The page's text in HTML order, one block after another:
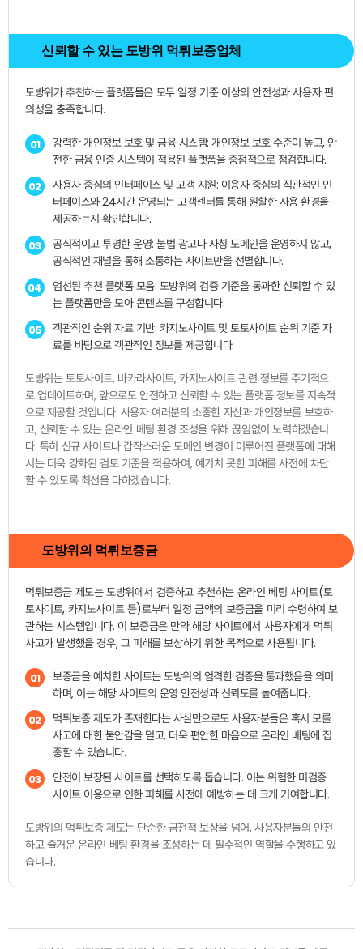
신뢰할 수 있는 도방위 먹튀보증업체
도방위가 추천하는 플랫폼들은 모두 일정 기준 이상의 안전성과 사용자 편
의성을 충족합니다.
01
강력한 개인정보 보호 및 금융 시스템: 개인정보 보호 수준이 높고, 안
전한 금융 인증 시스템이 적용된 플랫폼을 중점적으로 점검합니다.
02
사용자 중심의 인터페이스 및 고객 지원: 이용자 중심의 직관적인 인
터페이스와 24시간 운영되는 고객센터를 통해 원활한 사용 환경을
제공하는지 확인합니다.
03
공식적이고 투명한 운영: 불법 광고나 사칭 도메인을 운영하지 않고,
공식적인 채널을 통해 소통하는 사이트만을 선별합니다.
04
엄선된 추천 플랫폼 모음: 도방위의 검증 기준을 통과한 신뢰할 수 있
는 플랫폼만을 모아 콘텐츠를 구성합니다.
05
객관적인 순위 자료 기반: 카지노사이트 및 토토사이트 순위 기준 자
료를 바탕으로 객관적인 정보를 제공합니다.
도방위는 토토사이트, 바카라사이트, 카지노사이트 관련 정보를 주기적으
로 업데이트하며, 앞으로도 안전하고 신뢰할 수 있는 플랫폼 정보를 지속적
으로 제공할 것입니다. 사용자 여러분의 소중한 자산과 개인정보를 보호하
고, 신뢰할 수 있는 온라인 베팅 환경 조성을 위해 끊임없이 노력하겠습니
다. 특히 신규 사이트나 갑작스러운 도메인 변경이 이루어진 플랫폼에 대해
서는 더욱 강화된 검토 기준을 적용하여, 예기치 못한 피해를 사전에 차단
할 수 있도록 최선을 다하겠습니다.
도방위의 먹튀보증금
먹튀보증금 제도는 도방위에서 검증하고 추천하는 온라인 베팅 사이트(토
토사이트, 카지노사이트 등)로부터 일정 금액의 보증금을 미리 수령하여 보
관하는 시스템입니다. 이 보증금은 만약 해당 사이트에서 사용자에게 먹튀
사고가 발생했을 경우, 그 피해를 보상하기 위한 목적으로 사용됩니다.
01
보증금을 예치한 사이트는 도방위의 엄격한 검증을 통과했음을 의미
하며, 이는 해당 사이트의 운영 안전성과 신뢰도를 높여줍니다.
02
먹튀보증 제도가 존재한다는 사실만으로도 사용자분들은 혹시 모를
사고에 대한 불안감을 덜고, 더욱 편안한 마음으로 온라인 베팅에 집
중할 수 있습니다.
03
안전이 보장된 사이트를 선택하도록 돕습니다. 이는 위험한 미검증
사이트 이용으로 인한 피해를 사전에 예방하는 데 크게 기여합니다.
도방위의 먹튀보증 제도는 단순한 금전적 보상을 넘어, 사용자분들의 안전
하고 즐거운 온라인 베팅 환경을 조성하는 데 필수적인 역할을 수행하고 있
습니다.